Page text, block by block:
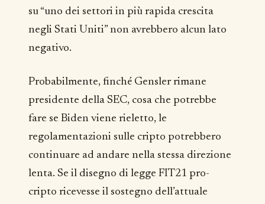
su “uno dei settori in più rapida crescita
negli Stati Uniti” non avrebbero alcun lato
negativo.
Probabilmente, finché Gensler rimane
presidente della SEC, cosa che potrebbe
fare se Biden viene rieletto, le
regolamentazioni sulle cripto potrebbero
continuare ad andare nella stessa direzione
lenta. Se il disegno di legge FIT21 pro-
cripto ricevesse il sostegno dell’attuale